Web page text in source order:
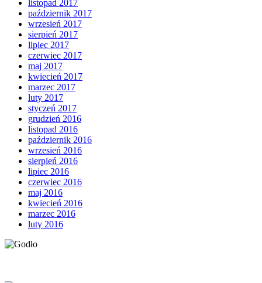
listopad 2017
październik 2017
wrzesień 2017
sierpień 2017
lipiec 2017
czerwiec 2017
maj 2017
kwiecień 2017
marzec 2017
luty 2017
styczeń 2017
grudzień 2016
listopad 2016
październik 2016
wrzesień 2016
sierpień 2016
lipiec 2016
czerwiec 2016
maj 2016
kwiecień 2016
marzec 2016
luty 2016